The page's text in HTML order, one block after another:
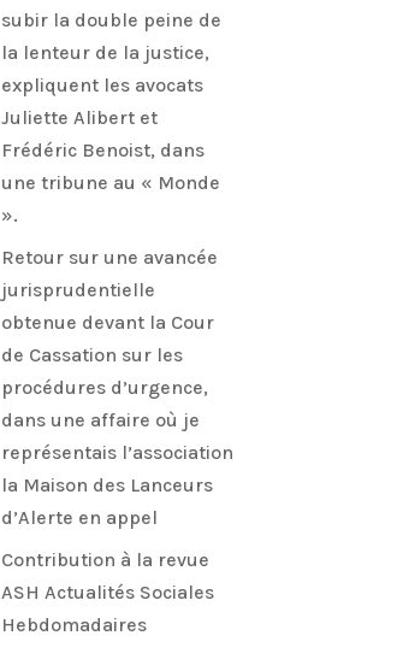
subir la double peine de
la lenteur de la justice,
expliquent les avocats
Juliette Alibert et
Frédéric Benoist, dans
une tribune au « Monde
».
Retour sur une avancée
jurisprudentielle
obtenue devant la Cour
de Cassation sur les
procédures d’urgence,
dans une affaire où je
représentais l’association
la Maison des Lanceurs
d’Alerte en appel
Contribution à la revue
ASH Actualités Sociales
Hebdomadaires